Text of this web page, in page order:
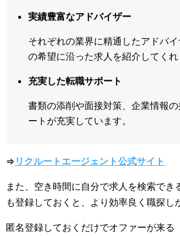
実績豊富なアドバイザー
それぞれの業界に精通したアドバ
の希望に沿った求人を紹介してくれ
充実した転職サポート
書類の添削や面接対策、企業情報
ートが充実しています。
⇒ リクルートエージェント公式サイト
また、空き時間に自分で求人を検索でき
も登録しておくと、より効率良く職探し
匿名登録しておくだけでオファーが来る